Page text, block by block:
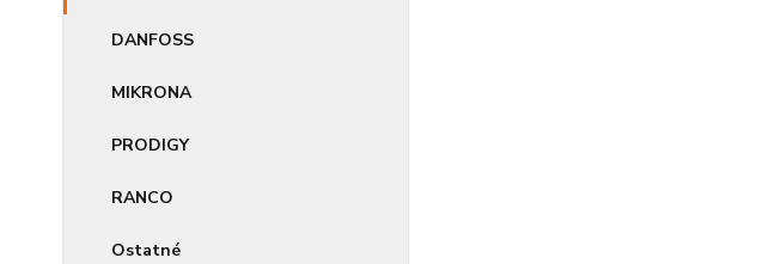
DANFOSS
MIKRONA
PRODIGY
RANCO
Ostatné